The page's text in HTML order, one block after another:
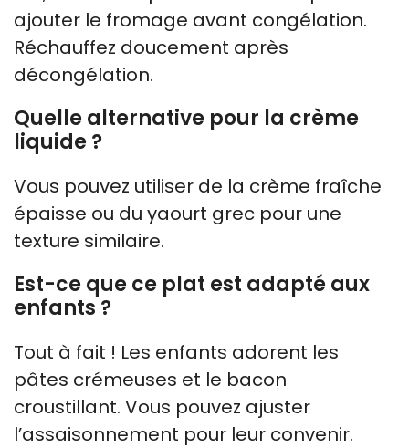
ajouter le fromage avant congélation.
Réchauffez doucement après
décongélation.
Quelle alternative pour la crème
liquide ?
Vous pouvez utiliser de la crème fraîche
épaisse ou du yaourt grec pour une
texture similaire.
Est-ce que ce plat est adapté aux
enfants ?
Tout à fait ! Les enfants adorent les
pâtes crémeuses et le bacon
croustillant. Vous pouvez ajuster
l’assaisonnement pour leur convenir.